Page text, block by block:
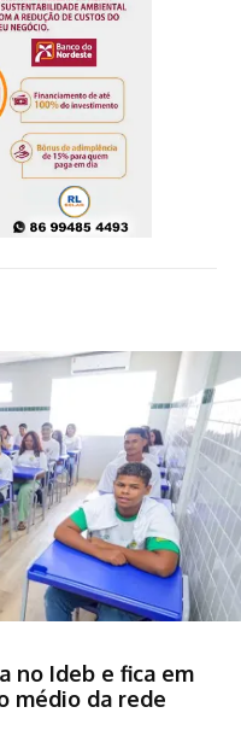
no Ideb e fica em
médio da rede